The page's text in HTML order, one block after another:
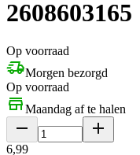
2608603165
Op voorraad
Morgen bezorgd
Op voorraad
Maandag af te halen
6,99